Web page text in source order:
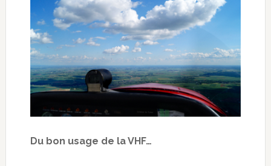
Du bon usage de la VHF…